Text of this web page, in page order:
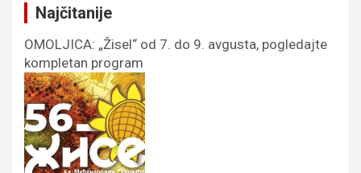
Najčitanije
OMOLJICA: „Žisel“ od 7. do 9. avgusta, pogledajte
kompletan program